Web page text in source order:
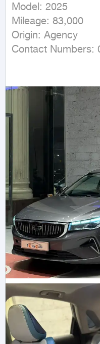
Model: 2025
Mileage: 83,000
Origin: Agency
Contact Numbers: